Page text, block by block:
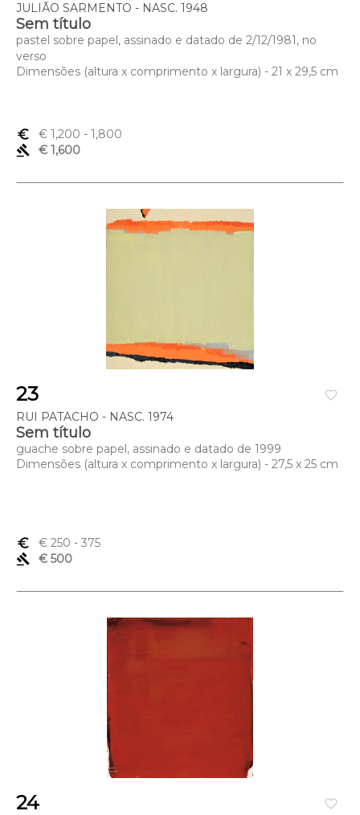
JULIÃO SARMENTO - NASC. 1948
Sem título
pastel sobre papel, assinado e datado de 2/12/1981, no
verso
Dimensões (altura x comprimento x largura) - 21 x 29,5 cm
euro_symbol € 1,200 - 1,800
gavel
€ 1,600
favorite_border
23
RUI PATACHO - NASC. 1974
Sem título
guache sobre papel, assinado e datado de 1999
Dimensões (altura x comprimento x largura) - 27,5 x 25 cm
euro_symbol € 250 - 375
gavel
€ 500
favorite_border
24